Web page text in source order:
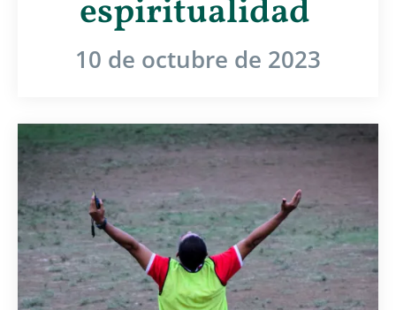
espiritualidad
10 de octubre de 2023